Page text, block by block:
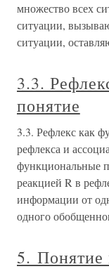
множество всех
ситуации,
ситуации,
3.3.
понятие
3.3. Рефлекс как
рефлекса и
функциональные
реакцией R в
информации от
одного
5. Понятие